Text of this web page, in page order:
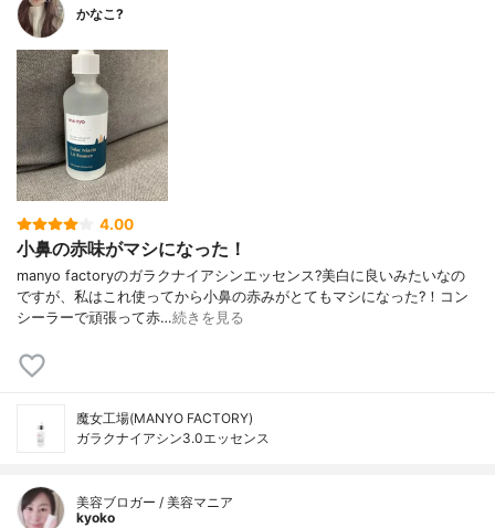
かなこ?
4.00
小鼻の赤味がマシになった！
manyo factoryのガラクナイアシンエッセンス?美白に良いみたいなの
ですが、私はこれ使ってから小鼻の赤みがとてもマシになった?！コン
シーラーで頑張って赤…続きを見る
魔女工場(MANYO FACTORY)
ガラクナイアシン3.0エッセンス
美容ブロガー / 美容マニア
kyoko